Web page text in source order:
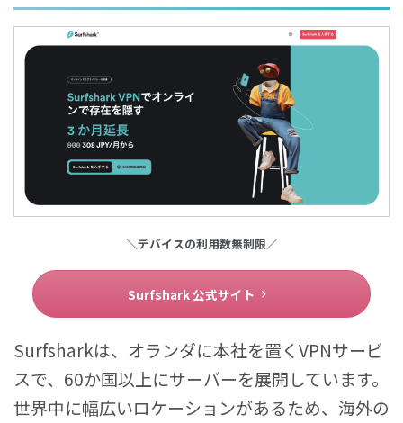
＼デバイスの利用数無制限／
Surfshark 公式サイト
Surfsharkは、オランダに本社を置くVPNサービ
スで、60か国以上にサーバーを展開しています。
世界中に幅広いロケーションがあるため、海外の